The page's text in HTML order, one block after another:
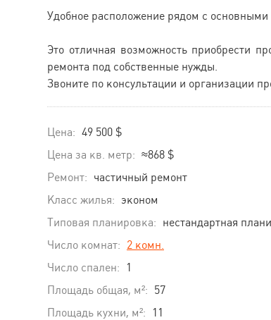
Удобное расположение рядом с
Это отличная возможность приобрести
ремонта под собственные нужды.
Звоните по консультации и организации
Цена: 49 500 $
Цена за кв. метр: ≈868 $
Ремонт: частичный ремонт
Класс жилья: эконом
Типовая планировка: нестандартная
Число комнат: 2 комн.
Число спален:
1
Площадь общая, м²: 57
Площадь кухни, м²:
11